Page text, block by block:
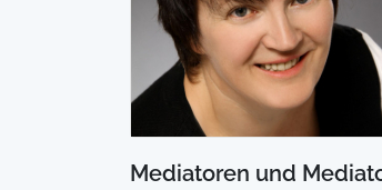
Mediatoren und